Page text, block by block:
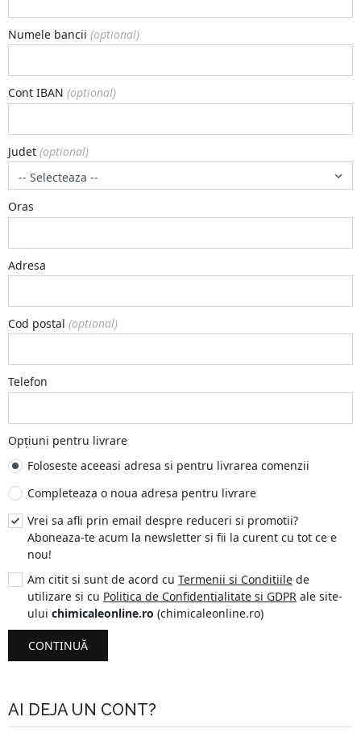
Numele bancii (optional)
Cont IBAN (optional)
Judet (optional)
Oras
Adresa
Cod postal (optional)
Telefon
Opțiuni pentru livrare
Foloseste aceeasi adresa si pentru livrarea comenzii
Completeaza o noua adresa pentru livrare
Vrei sa afli prin email despre reduceri si promotii?
Aboneaza-te acum la newsletter si fii la curent cu tot ce e
nou!
Am citit si sunt de acord cu Termenii si Conditiile de
utilizare si cu Politica de Confidentialitate si GDPR ale site-
ului chimicaleonline.ro (chimicaleonline.ro)
CONTINUĂ
AI DEJA UN CONT?